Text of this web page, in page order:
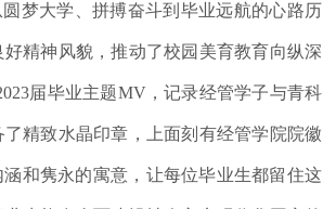
梦大学、拼搏奋斗到毕业远航的心路历
精神风貌，推动了校园美育教育向纵深
届毕业主题MV，记录经管学子与青科
精致水晶印章，上面刻有经管学院院徽
和隽永的寓意，让每位毕业生都留住这